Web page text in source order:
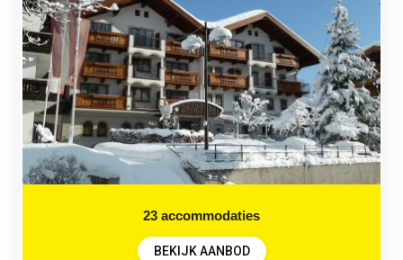
23 accommodaties
BEKIJK AANBOD